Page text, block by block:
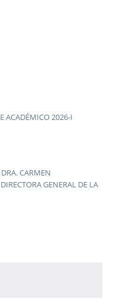
ACADÉMICO 2026-I
CARMEN
GENERAL DE LA